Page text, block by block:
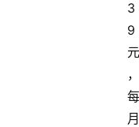
3
9
元
，
每
月